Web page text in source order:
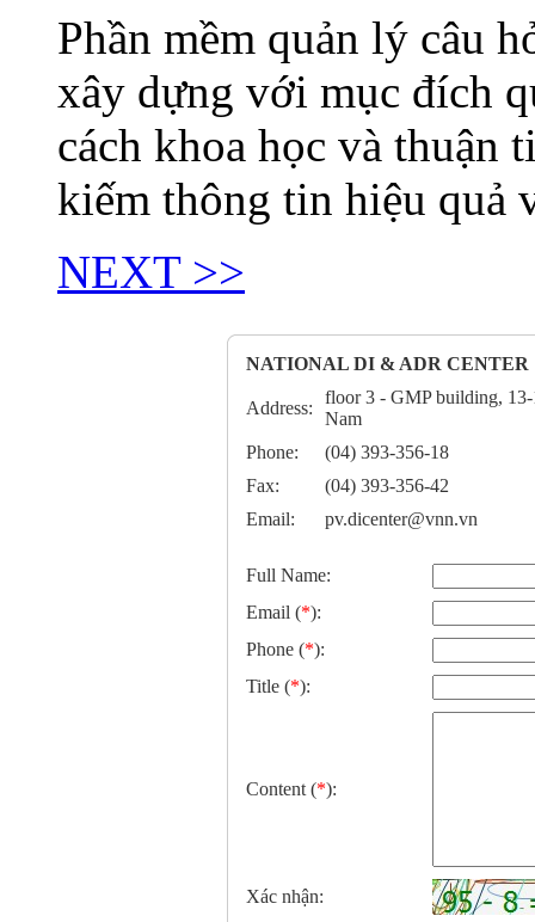
Phần mềm quản lý câu
xây dựng với mục đích
cách khoa học và thuận
kiếm thông tin hiệu quả
NEXT >>
NATIONAL DI & ADR CENTER
Address:
floor 3 - GMP building,
Nam
Phone:
(04) 393-356-18
Fax:
(04) 393-356-42
Email:
pv.dicenter@vnn.vn
Full Name:
Email (*):
Phone (*):
Title (*):
Content (*):
Xác nhận: